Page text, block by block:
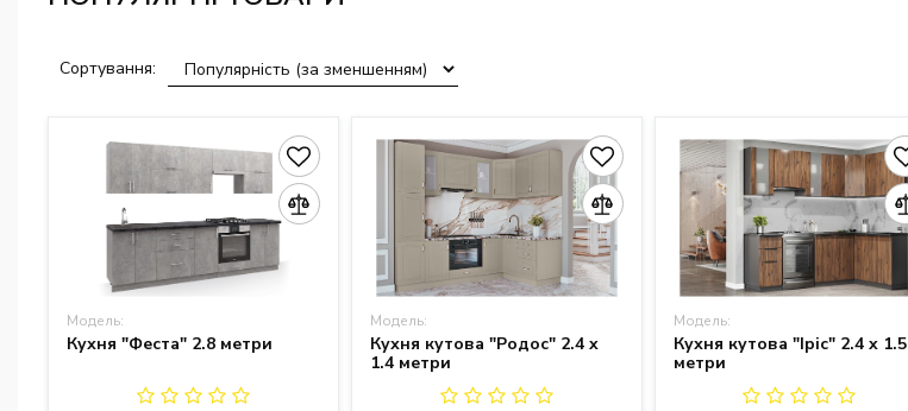
Сортування:
Модель:
Кухня "Феста" 2.8 метри
Модель:
Кухня кутова "Родос" 2.4 x
1.4 метри
Модель:
Кухня кутова "Іріс" 2.4 x 1.5
метри